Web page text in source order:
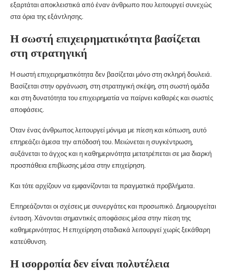
εξαρτάται αποκλειστικά από έναν άνθρωπο που λειτουργεί συνεχώς
στα όρια της εξάντλησης.
Η σωστή επιχειρηματικότητα βασίζεται
στη στρατηγική
Η σωστή επιχειρηματικότητα δεν βασίζεται μόνο στη σκληρή δουλειά.
Βασίζεται στην οργάνωση, στη στρατηγική σκέψη, στη σωστή ομάδα
και στη δυνατότητα του επιχειρηματία να παίρνει καθαρές και σωστές
αποφάσεις.
Όταν ένας άνθρωπος λειτουργεί μόνιμα με πίεση και κόπωση, αυτό
επηρεάζει άμεσα την απόδοσή του. Μειώνεται η συγκέντρωση,
αυξάνεται το άγχος και η καθημερινότητα μετατρέπεται σε μια διαρκή
προσπάθεια επιβίωσης μέσα στην επιχείρηση.
Και τότε αρχίζουν να εμφανίζονται τα πραγματικά προβλήματα.
Επηρεάζονται οι σχέσεις με συνεργάτες και προσωπικό. Δημιουργείται
ένταση. Χάνονται σημαντικές αποφάσεις μέσα στην πίεση της
καθημερινότητας. Η επιχείρηση σταδιακά λειτουργεί χωρίς ξεκάθαρη
κατεύθυνση.
Η ισορροπία δεν είναι πολυτέλεια